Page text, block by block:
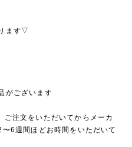
ます▽
がございます
注文をいただいてからメーカ
6週間ほどお時間をいただいて